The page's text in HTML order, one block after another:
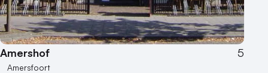
Amershof 5
Amersfoort